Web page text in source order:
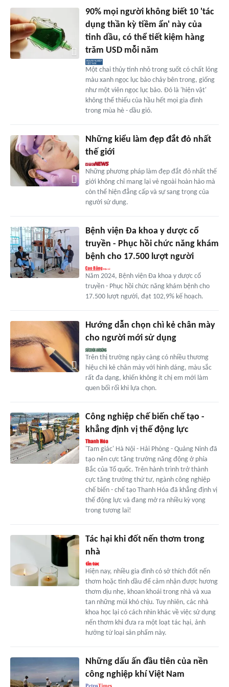
90% mọi người không biết 10 'tác
dụng thần kỳ tiềm ẩn' này của
tinh dầu, có thể tiết kiệm hàng
trăm USD mỗi năm
Một chai thủy tinh nhỏ trong suốt có chất lỏng
màu xanh ngọc lục bảo chảy bên trong, giống
như một viên ngọc lục bảo. Đó là 'hiện vật'
không thể thiếu của hầu hết mọi gia đình
trong mùa hè - dầu gió.
Những kiểu làm đẹp đắt đỏ nhất
thế giới
Những phương pháp làm đẹp đắt đỏ nhất thế
giới không chỉ mang lại vẻ ngoài hoàn hảo mà
còn thể hiện đẳng cấp và sự sang trọng của
người sử dụng.
Bệnh viện Đa khoa y dược cổ
truyền - Phục hồi chức năng khám
bệnh cho 17.500 lượt người
Năm 2024, Bệnh viện Đa khoa y dược cổ
truyền - Phục hồi chức năng khám bệnh cho
17.500 lượt người, đạt 102,9% kế hoạch.
Hướng dẫn chọn chì kẻ chân mày
cho người mới sử dụng
Trên thị trường ngày càng có nhiều thương
hiệu chì kẻ chân mày với hình dáng, màu sắc
rất đa dạng, khiến không ít chị em mới làm
quen bối rối khi lựa chọn.
Công nghiệp chế biến chế tạo -
khẳng định vị thế động lực
'Tam giác' Hà Nội - Hải Phòng - Quảng Ninh đã
tạo nên cực tăng trưởng năng động ở phía
Bắc của Tổ quốc. Trên hành trình trở thành
cực tăng trưởng thứ tư, ngành công nghiệp
chế biến - chế tạo Thanh Hóa đã khẳng định vị
thế động lực và đang mở ra nhiều kỳ vọng
trong tương lai!
Tác hại khi đốt nến thơm trong
nhà
Hiện nay, nhiều gia đình có sở thích đốt nến
thơm hoặc tinh dầu để cảm nhận được hương
thơm dịu nhẹ, khoan khoái trong nhà và xua
tan những mùi khó chịu. Tuy nhiên, các nhà
khoa học lại có cách nhìn khác về việc sử dụng
nến thơm khi đưa ra một loạt tác hại, ảnh
hưởng từ loại sản phẩm này.
Những dấu ấn đầu tiên của nền
công nghiệp khí Việt Nam